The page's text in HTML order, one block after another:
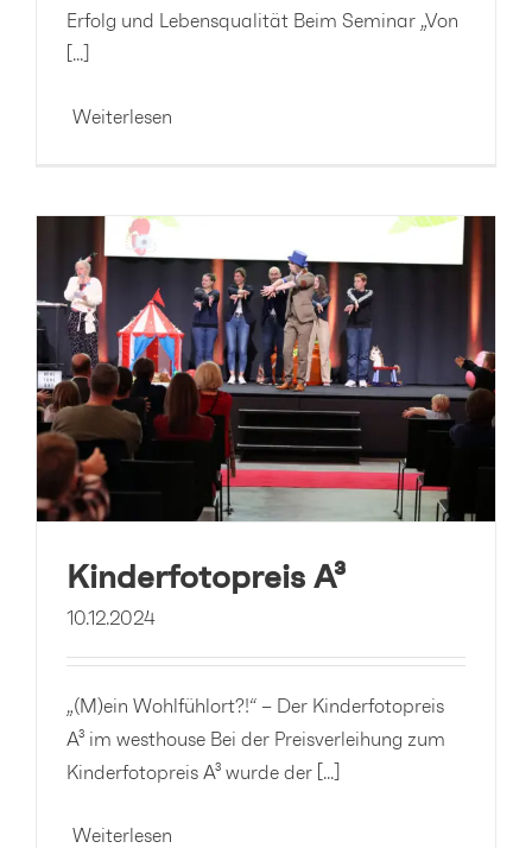
Erfolg und Lebensqualität Beim Seminar „Von
[...]
Weiterlesen
Kinderfotopreis A³
10.12.2024
„(M)ein Wohlfühlort?!“ – Der Kinderfotopreis
A³ im westhouse Bei der Preisverleihung zum
Kinderfotopreis A³ wurde der [...]
Weiterlesen